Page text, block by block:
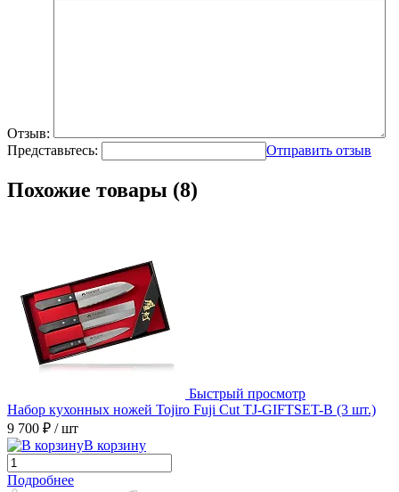
Отзыв:
Представьтесь:
Отправить отзыв
Похожие товары (8)
Быстрый просмотр
Набор кухонных ножей Tojiro Fuji Cut TJ-GIFTSET-B (3 шт.)
9 700 ₽ / шт
В корзину
Подробнее